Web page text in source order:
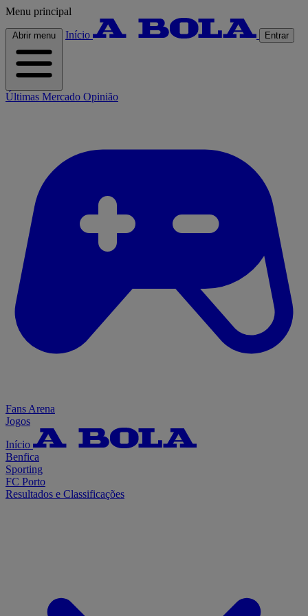
Menu principal
Abrir menu Início Entrar
Últimas Mercado Opinião
Fans Arena
Jogos
Início
Benfica
Sporting
FC Porto
Resultados e Classificações